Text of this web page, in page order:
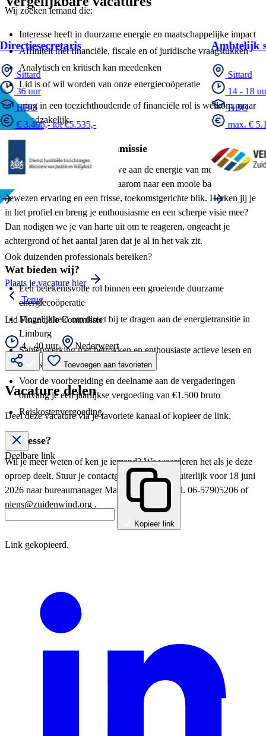
Wij zoeken iemand die:
Interesse heeft in duurzame energie en maatschappelijke impact
Affiniteit met financiële, fiscale en of juridische vraagstukken
Analytisch en kritisch kan meedenken
Lid is of wil worden van onze energiecoöperatie
Ervaring in een toezichthoudende of financiële rol is welkom, maar
niet noodzakelijk.
Een goede mix in de commissie
Binnen Zuidenwind bouwen we aan de energie van morgen. Voor
onze commissies zoeken we daarom naar een mooie balans tussen
bewezen ervaring en een frisse, toekomstgerichte blik. Herken jij je
in het profiel en breng je enthousiasme en een scherpe visie mee?
Dan nodigen we je van harte uit om te reageren, ongeacht je
achtergrond of het aantal jaren dat je al in het vak zit.
Wat bieden wij?
Een betekenisvolle rol binnen een groeiende duurzame
energiecoöperatie
Mogelijkheid om direct bij te dragen aan de energietransitie in
Limburg
Samenwerking met betrokken en enthousiaste actieve lesen en
professionals
Voor de voorbereiding en deelname aan de vergaderingen
ontvang je een jaarlijkse vergoeding van €1.500 bruto
Reiskostenvergoeding
Interesse?
Wil je meer weten of ken je iemand? We waarderen het als je deze
oproep deelt. Stuur je contactgegevens en CV uiterlijk voor 18 juni
2026 naar bureaumanager Marjan Niëns, via tel. 06-57905206 of
niens@zuidenwind.org .
Directiesecretaris
Sittard
36 uur
HBO
€ 3.496,- tot €5.535,-
Ambtelijk
Sittard
14 - 18
HBO
max. €
Ook duizenden professionals bereiken?
Plaats je vacature hier
Terug
Lid Financiële Commissie
4 - 40 uur Nederweert
Toevoegen aan favorieten
Vacature delen
Deel deze vacature via je favoriete kanaal of kopieer de link.
Deelbare link
Kopieer link
Link gekopieerd.